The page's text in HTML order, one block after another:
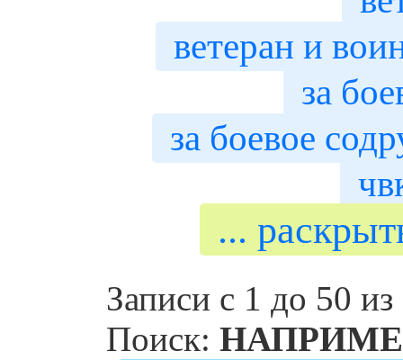
ветеран и
за
за боевое
...
Записи с 1 до 50
Поиск: